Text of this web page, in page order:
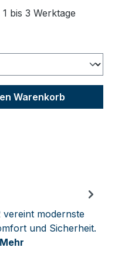
bis 3 Werktage
Warenkorb
vereint modernste
und Sicherheit.
Mehr